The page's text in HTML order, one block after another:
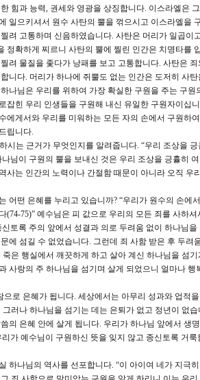
힘과 능력, 권세와 영광을 상징합니다. 이스라엘은
일으키셔서 원수 사탄의 뿔을 꺾으시고 이스라엘을
려 고통하며 신음하였습니다. 사탄은 머리가 일곱이
정확하게 찌르니 사탄의 뿔에 찔린 인간은 치명타를
려 물질을 좇다가 낭패를 보고 고통합니다. 사탄은
니다. 머리가 하나에 쥐뿔도 없는 인간은 도저히 사
나님은 우리를 위하여 가장 확실한 구원을 주는 구
잡힌 우리 인생들을 구원해 내신 유일한 구원자이십
에게서와 우리를 미워하는 모든 자의 손에서 구원하
립니다.
시는 근거가 무엇인지를 알려줍니다. “우리 조상을
님이 구원의 뿔을 보내신 것은 우리 조상을 긍휼히
사는 인간의 노력이나 간절함 때문이 아니라 오직 우
어떤 은혜를 누리고 있습니까? “우리가 원수의 손에
(74-75)” 예수님은 피 값으로 우리의 모든 죄를 사하
토록 주의 앞에서 성결과 의로 두려움 없이 하나님
에 섬길 수 없었습니다. 그런데 죄 사함 받은 후 두
은 행실에서 깨끗하게 하고 살아 계신 하나님을 섬
사랑의 주 하나님을 섬기며 살게 되었으니 얼마나
으로 은혜가 됩니다. 세상에서는 아무리 성과와 업적
러나 하나님을 섬기는 데는 은퇴가 없고 정년이 없
의 은혜 안에 살게 됩니다. 우리가 하나님 앞에서 생
가 예수님이 구원하신 뜻을 잊지 않고 종신토록 거
하나님의 역사를 선포합니다. “이 아이여 네가 지극